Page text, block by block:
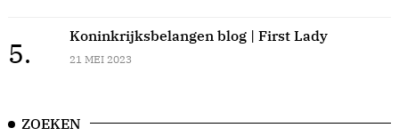
5.
Koninkrijksbelangen blog | First Lady
21 MEI 2023
ZOEKEN